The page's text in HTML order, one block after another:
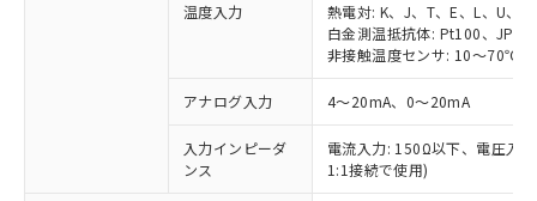
温度入力
熱電対: K、J、T、E、L、U、
白金測温抵抗体: Pt100、
非接触温度センサ: 10～70℃
アナログ入力 4～20mA、0～20mA
入力インピーダ
ンス
電流入力: 150Ω以下、電圧入
1:1接続で使用)